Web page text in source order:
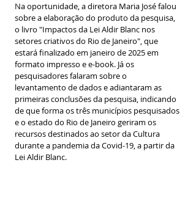
Na oportunidade, a diretora Maria José falou
sobre a elaboração do produto da pesquisa,
o livro "Impactos da Lei Aldir Blanc nos
setores criativos do Rio de Janeiro", que
estará finalizado em janeiro de 2025 em
formato impresso e e-book. Já os
pesquisadores falaram sobre o
levantamento de dados e adiantaram as
primeiras conclusões da pesquisa, indicando
de que forma os três municípios pesquisados
e o estado do Rio de Janeiro geriram os
recursos destinados ao setor da Cultura
durante a pandemia da Covid-19, a partir da
Lei Aldir Blanc.